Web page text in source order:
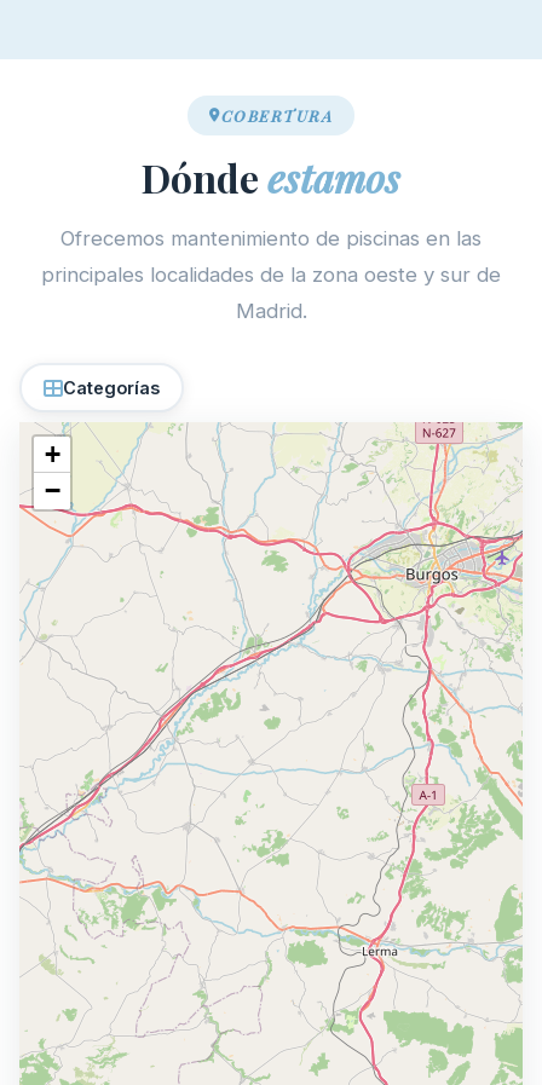
COBERTURA
Dóndeestamos
Ofrecemos mantenimiento de piscinas en las
principales localidades de la zona oeste y sur de
Madrid.
Categorías
+
−